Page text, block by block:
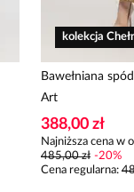
kolekcja
Bawełniana
Art
388,00 zł
Najniższa cena w
485,00 zł -20%
Cena regularna: